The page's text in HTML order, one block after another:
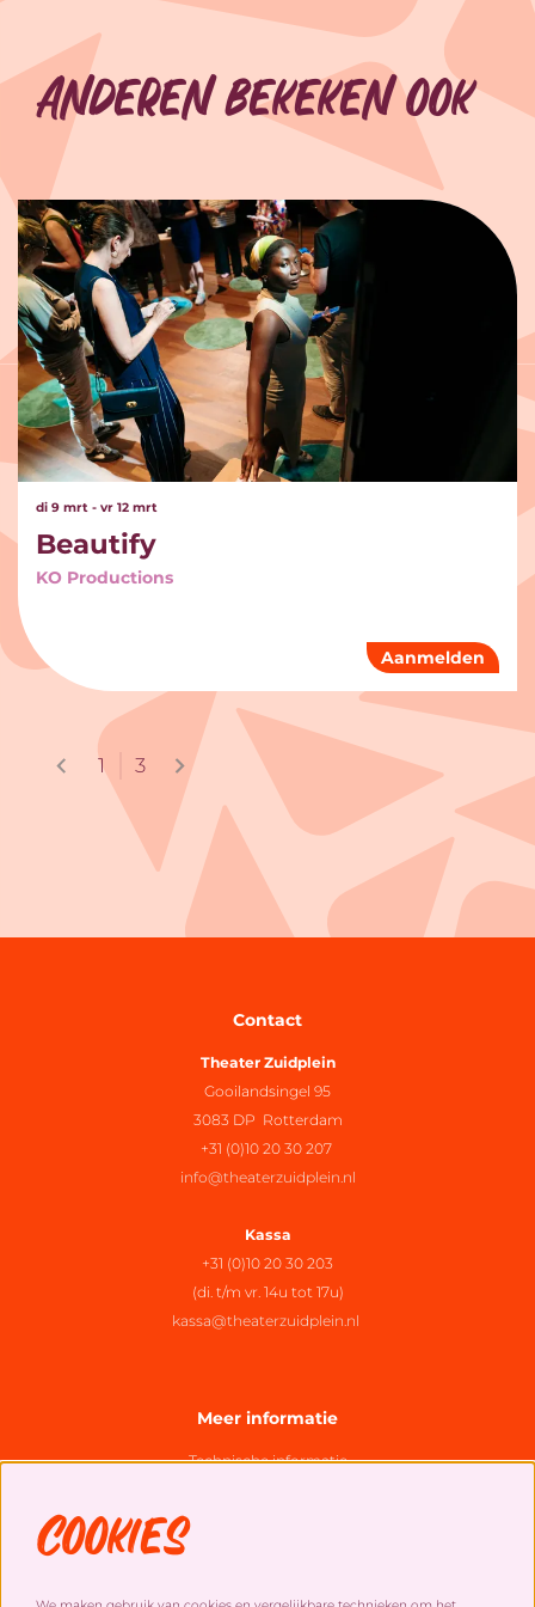
Anderen bekeken ook
Overslaan
Beautify
KO Productions
di 9 mrt - vr 12 mrt
Aanmelden
1 3
Contact
Theater Zuidplein
Gooilandsingel 95
3083 DP Rotterdam
+31 (0)10 20 30 207
info@theaterzuidplein.nl
Kassa
+31 (0)10 20 30 203
(di. t/m vr. 14u tot 17u)
kassa@theaterzuidplein.nl
Meer informatie
Technische informatie
Algemene bezoekersvoorwaarden
Cookies
Cookies